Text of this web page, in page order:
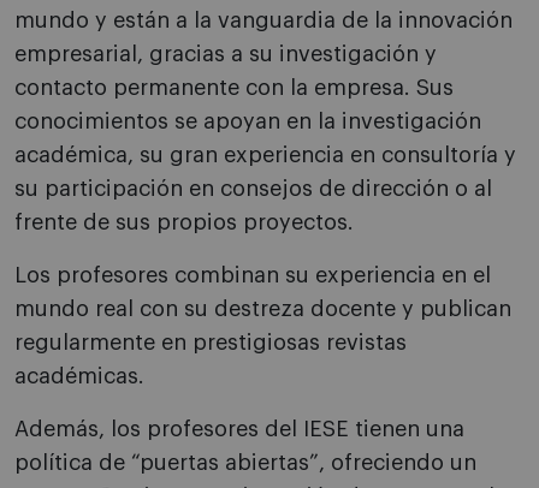
mundo y están a la vanguardia de la innovación
empresarial, gracias a su investigación y
contacto permanente con la empresa. Sus
conocimientos se apoyan en la investigación
académica, su gran experiencia en consultoría y
su participación en consejos de dirección o al
frente de sus propios proyectos.
Los profesores combinan su experiencia en el
mundo real con su destreza docente y publican
regularmente en prestigiosas revistas
académicas.
Además, los profesores del IESE tienen una
política de “puertas abiertas”, ofreciendo un